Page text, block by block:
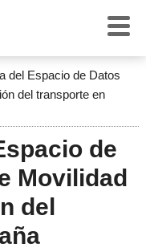
del Espacio de Datos
del transporte en
de
Movilidad
del